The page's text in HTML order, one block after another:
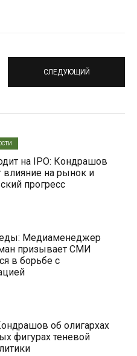
СЛЕДУЮЩИЙ
на IPO: Кондрашов
влияние на рынок и
прогресс
Медиаменеджер
призывает СМИ
в борьбе с
об олигархах
фигурах теневой